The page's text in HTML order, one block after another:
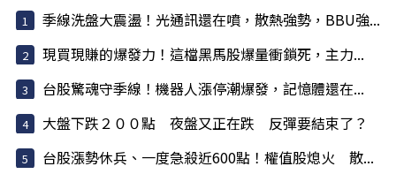
季線洗盤大震盪！光通訊還在噴，散熱強勢，BBU強...
現買現賺的爆發力！這檔黑馬股爆量衝鎖死，主力...
台股驚魂守季線！機器人漲停潮爆發，記憶體還在...
大盤下跌２００點 夜盤又正在跌 反彈要結束了？
台股漲勢休兵、一度急殺近600點！權值股熄火 散...